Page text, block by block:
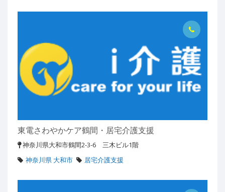
東電さわやかケア鶴間・居宅介護支援
神奈川県大和市鶴間2-3-6 三木ビル1階
神奈川県 大和市
居宅介護支援